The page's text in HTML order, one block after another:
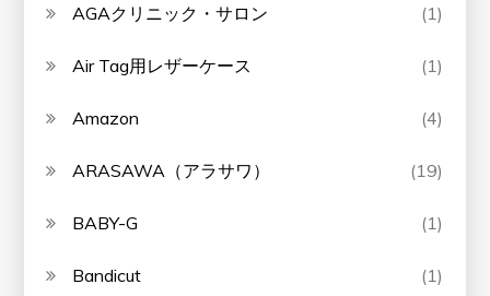
AGAクリニック・サロン (1)
Air Tag用レザーケース (1)
Amazon (4)
ARASAWA（アラサワ） (19)
BABY-G (1)
Bandicut (1)